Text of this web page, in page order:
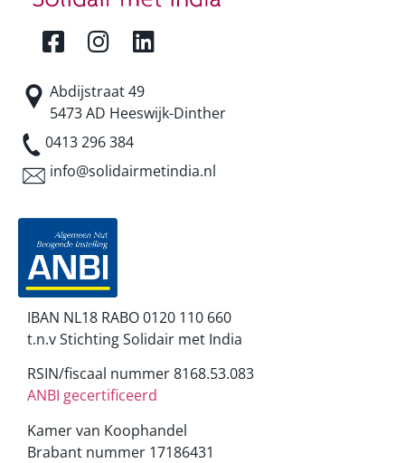
Abdijstraat 49
5473 AD Heeswijk-Dinther
0413 296 384
info@solidairmetindia.nl
IBAN NL18 RABO 0120 110 660
t.n.v Stichting Solidair met India
RSIN/fiscaal nummer 8168.53.083
ANBI gecertificeerd
Kamer van Koophandel
Brabant nummer 17186431